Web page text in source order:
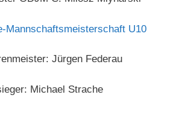
Mannschaftsmeisterschaft U10
Jürgen Federau
Michael Strache